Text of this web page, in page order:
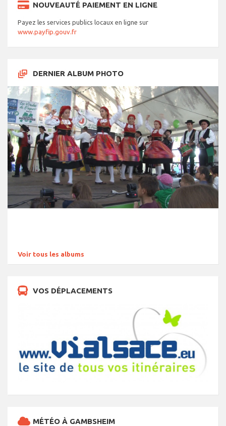
NOUVEAUTÉ PAIEMENT EN LIGNE
Payez les services publics locaux en ligne sur
www.payfip.gouv.fr
DERNIER ALBUM PHOTO
Voir tous les albums
VOS DÉPLACEMENTS
MÉTÉO À GAMBSHEIM